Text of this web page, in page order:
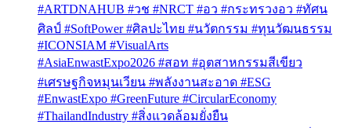
#ARTDNAHUB #วช #NRCT #อว #กระทรวงอว #ทัศน
ศิลป์ #SoftPower #ศิลปะไทย #นวัตกรรม #ทุนวัฒนธรรม
#ICONSIAM #VisualArts
#AsiaEnwastExpo2026 #สอท #อุตสาหกรรมสีเขียว
#เศรษฐกิจหมุนเวียน #พลังงานสะอาด #ESG
#EnwastExpo #GreenFuture #CircularEconomy
#ThailandIndustry #สิ่งแวดล้อมยั่งยืน